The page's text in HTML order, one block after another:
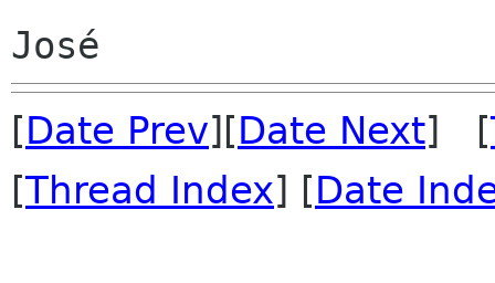
[Date Prev][Date Next] [
[Thread Index] [Date